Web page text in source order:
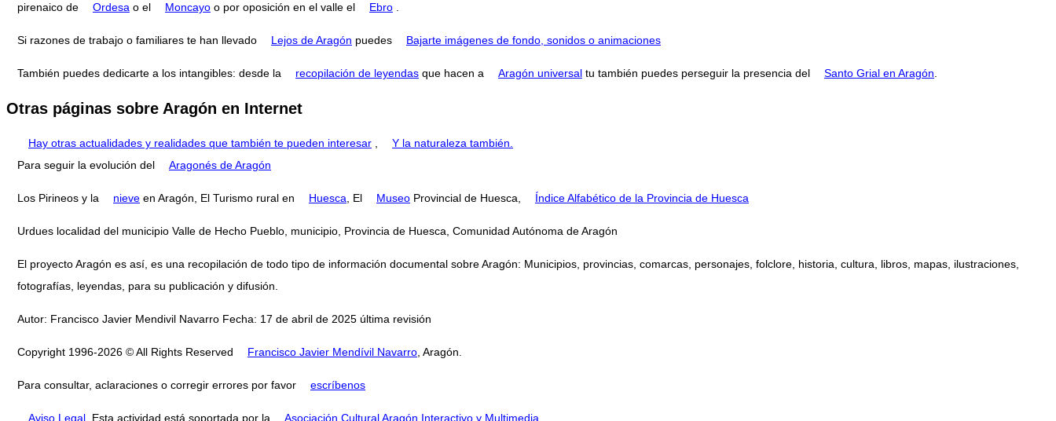
pirenaico de
Ordesa o el Moncayo o por oposición en el valle el Ebro
Si razones de trabajo o familiares te han llevado Lejos de Aragón puedes Bajarte imágenes de fondo, sonidos o animaciones
También puedes dedicarte a los intangibles: desde la recopilación de leyendas que hacen a Aragón universal tu también puedes perseguir la presencia del Santo Grial en Aragón
Otras páginas sobre Aragón en Internet
Hay otras actualidades y realidades que también te pueden interesar ,
Y la naturaleza también.
Para seguir la evolución del
Aragonés de Aragón
Los Pirineos y la nieve en Aragón, El Turismo rural en Huesca, El Museo Provincial de Huesca, Índice Alfabético de la Provincia de Huesca
Urdues localidad del municipio Valle de Hecho Pueblo, municipio, Provincia de Huesca, Comunidad Autónoma de Aragón
El proyecto Aragón es así, es una recopilación de todo tipo de información documental sobre Aragón: Municipios, provincias, comarcas, personajes, folclore, historia, cultura, libros, mapas, ilustraciones,
fotografías, leyendas, para su publicación y difusión.
Autor: Francisco Javier Mendivil Navarro Fecha: 17 de abril de 2025 última revisión
Copyright 1996-2026 © All Rights Reserved Francisco Javier Mendívil Navarro, Aragón.
Para consultar, aclaraciones o corregir errores por favor escríbenos
Aviso Legal . Esta actividad está soportada por la Asociación Cultural Aragón Interactivo y Multimedia